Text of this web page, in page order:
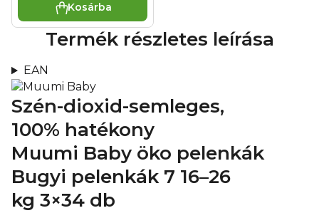
Kosárba
Termék részletes leírása
EAN
Szén-dioxid-semleges,
100% hatékony
Muumi Baby öko pelenkák
Bugyi pelenkák 7 16–26
kg 3×34 db